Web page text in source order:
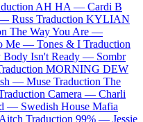
AH HA — Cardi B
— Russ Traduction KYLIAN
The Way You Are —
Me — Tones & I Traduction
Body Isn't Ready — Sombr
MORNING DEW
— Muse Traduction The
Camera — Charli
— Swedish House Mafia
Traduction 99% — Jessie